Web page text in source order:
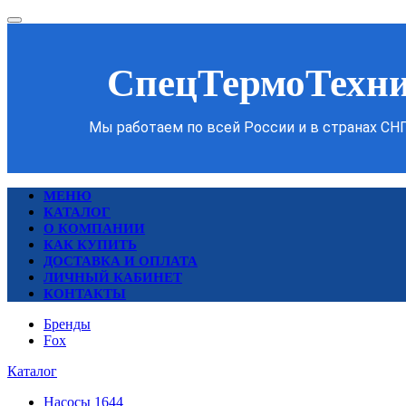
Мы работаем по всей России и в странах
МЕНЮ
КАТАЛОГ
О КОМПАНИИ
КАК КУПИТЬ
ДОСТАВКА И ОПЛАТА
ЛИЧНЫЙ КАБИНЕТ
КОНТАКТЫ
Бренды
Fox
Каталог
Насосы 1644